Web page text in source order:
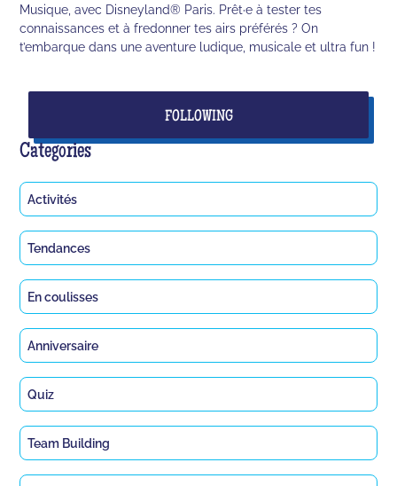
Musique, avec Disneyland® Paris. Prêt·e à tester tes
connaissances et à fredonner tes airs préférés ? On
t’embarque dans une aventure ludique, musicale et ultra fun !
FOLLOWING
Categories
Activités
Tendances
En coulisses
Anniversaire
Quiz
Team Building